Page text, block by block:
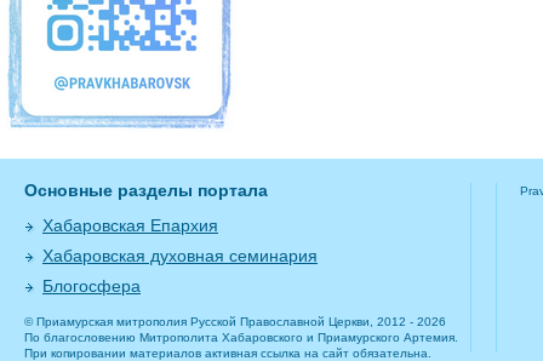
Основные разделы портала
Хабаровская Епархия
Хабаровская духовная семинария
Блогосфера
© Приамурская митрополия Русской Православной Церкви, 2012 - 2026
По благословению Митрополита Хабаровского и Приамурского Артемия.
При копировании материалов активная ссылка на сайт обязательна.